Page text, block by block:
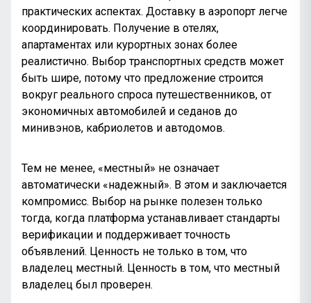
практических аспектах. Доставку в аэропорт легче
координировать. Получение в отелях,
апартаментах или курортных зонах более
реалистично. Выбор транспортных средств может
быть шире, потому что предложение строится
вокруг реального спроса путешественников, от
экономичных автомобилей и седанов до
минивэнов, кабриолетов и автодомов.
Тем не менее, «местный» не означает
автоматически «надежный». В этом и заключается
компромисс. Выбор на рынке полезен только
тогда, когда платформа устанавливает стандарты
верификации и поддерживает точность
объявлений. Ценность не только в том, что
владелец местный. Ценность в том, что местный
владелец был проверен.